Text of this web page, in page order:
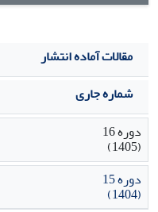
عملکرد کنونی
آن‌ها را نیز فراهم می‌کند.
انتخاب به‌صورت‌کننده با
زنجیره‌به‌صورت در صنعت
نوآوری روش‌شناختی مشخص
مقالات آماده انتشار
شماره جاری
دوره 16
(1405)
دوره 15
(1404)